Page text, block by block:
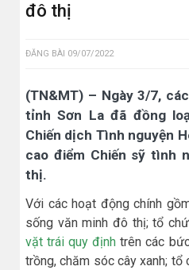
đô thị
ĐĂNG BÀI 09/07/2022
(TN&MT) – Ngày 3/7,
tỉnh Sơn La đã đồng
Chiến dịch Tình nguyện
cao điểm Chiến sỹ tình
thị.
Với các hoạt động chính
sống văn minh đô thị; tổ
vặt trái quy định trên các
trồng, chăm sóc cây xanh; tổ